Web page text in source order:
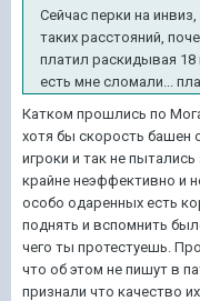
Сейчас перки на
таких расстояний,
платил раскидывая 18
есть мне сломали...
Катком прошлись по
хотя бы скорость башен
игроки и так не
крайне неэффективно и
особо одаренных есть
поднять и вспомнить
чего ты протестуешь.
что об этом не пишут в
признали что качество